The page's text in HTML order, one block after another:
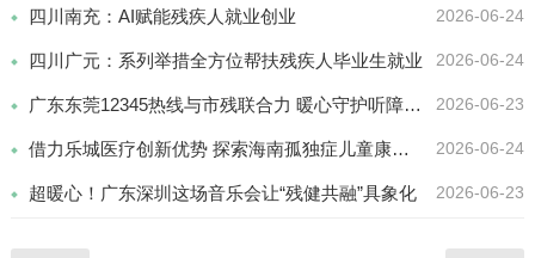
2026-06-24
四川南充：AI赋能残疾人就业创业
2026-06-24
四川广元：系列举措全方位帮扶残疾人毕业生就业
2026-06-23
广东东莞12345热线与市残联合力 暖心守护听障产妇平安分娩
2026-06-24
借力乐城医疗创新优势 探索海南孤独症儿童康复服务新路径
2026-06-23
超暖心！广东深圳这场音乐会让“残健共融”具象化